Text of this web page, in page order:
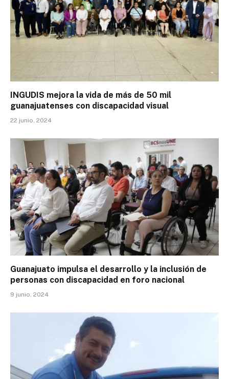
INGUDIS mejora la vida de más de 50 mil
guanajuatenses con discapacidad visual
22 junio, 2024
Guanajuato impulsa el desarrollo y la inclusión de
personas con discapacidad en foro nacional
9 junio, 2024